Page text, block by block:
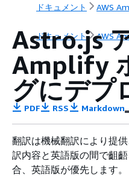
ドキュメント AWS
ドキュメント AWS
Astro.js
Amplify
グにデプ
PDF RSS Markdown
翻訳は機械翻訳により提
訳内容と英語版の間で齟
合、英語版が優先します。